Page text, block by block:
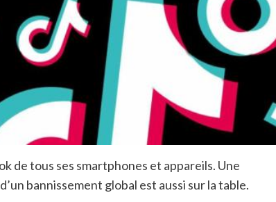
de tous ses smartphones et appareils. Une
bannissement global est aussi sur la table.